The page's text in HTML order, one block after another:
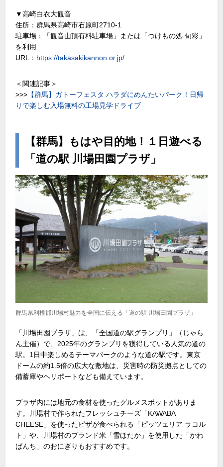
▼高崎白衣大観音
住所：群馬県高崎市石原町2710-1
駐車場：「観音山頂有料駐車場」または「つけもの処 旬彩」
を利用
URL： https://takasakikannon.or.jp/
＜関連記事＞
>>> 【群馬】ガトーフェスタ ハラダにめんたいパーク！日帰
りで楽しむ入場無料の工場見学ドライブ
【群馬】もはや目的地！１日遊べる
「道の駅 川場田園プラザ」
群馬県利根郡川場村魅力を全国に伝える「道の駅 川場田園プラザ」
「川場田園プラザ」は、「全国道の駅グランプリ」（じゃら
ん主催）で、2025年のグランプリを獲得している人気の道の
駅。 1日中楽しめるテーマパークのような道の駅です。東京
ドームの約1.5倍の広大な敷地は、災害時の防災拠点としての
備蓄庫やヘリポートなども備えています。
プラザ内には地元の食材を使ったグルメスポットがありま
す。川場村で作られたフレッシュチーズ「KAWABA
CHEESE 」を使ったピザが食べられる「ピッツェリア ラコル
ト」や、川場村のブランド米「雪ほたか」を使用した「かわ
ばんち」のおにぎりもおすすめです。